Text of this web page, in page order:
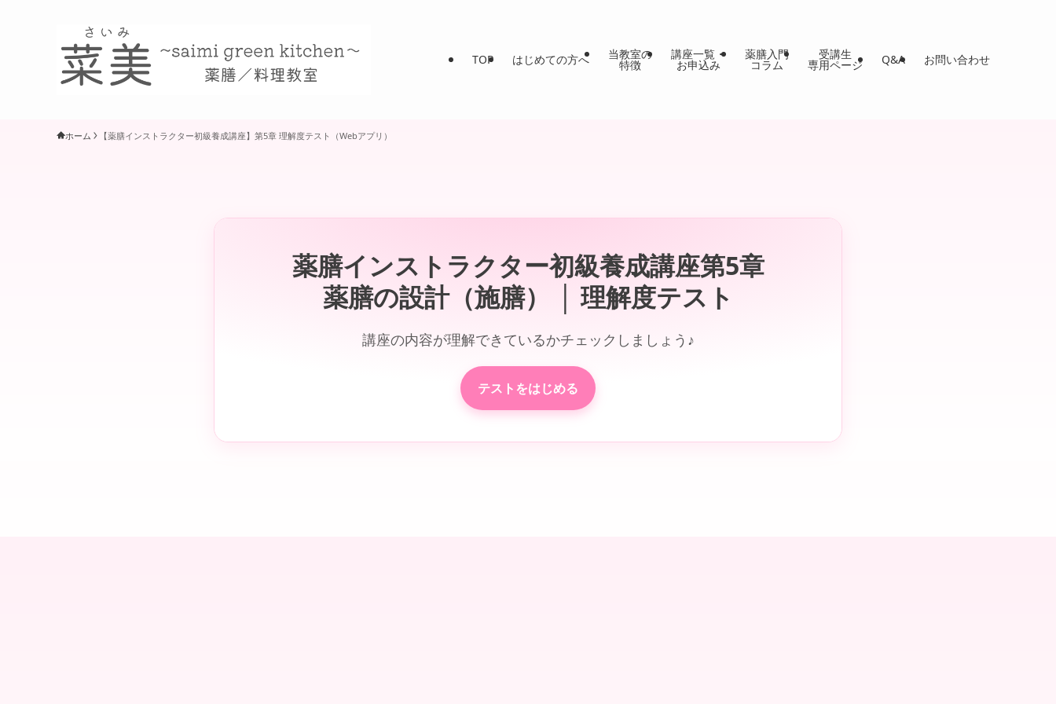
TOP はじめての方へ 当教室の
特徴
講座一覧・
お申込み
薬膳入門
コラム
受講生
専用ページ Q&A お問い合わせ
ホーム 【薬膳インストラクター初級養成講座】第5章 理解度テスト（Webアプリ）
薬膳インストラクター初級養成講座第5章
薬膳の設計（施膳） │ 理解度テスト
講座の内容が理解できているかチェックしましょう♪
テストをはじめる